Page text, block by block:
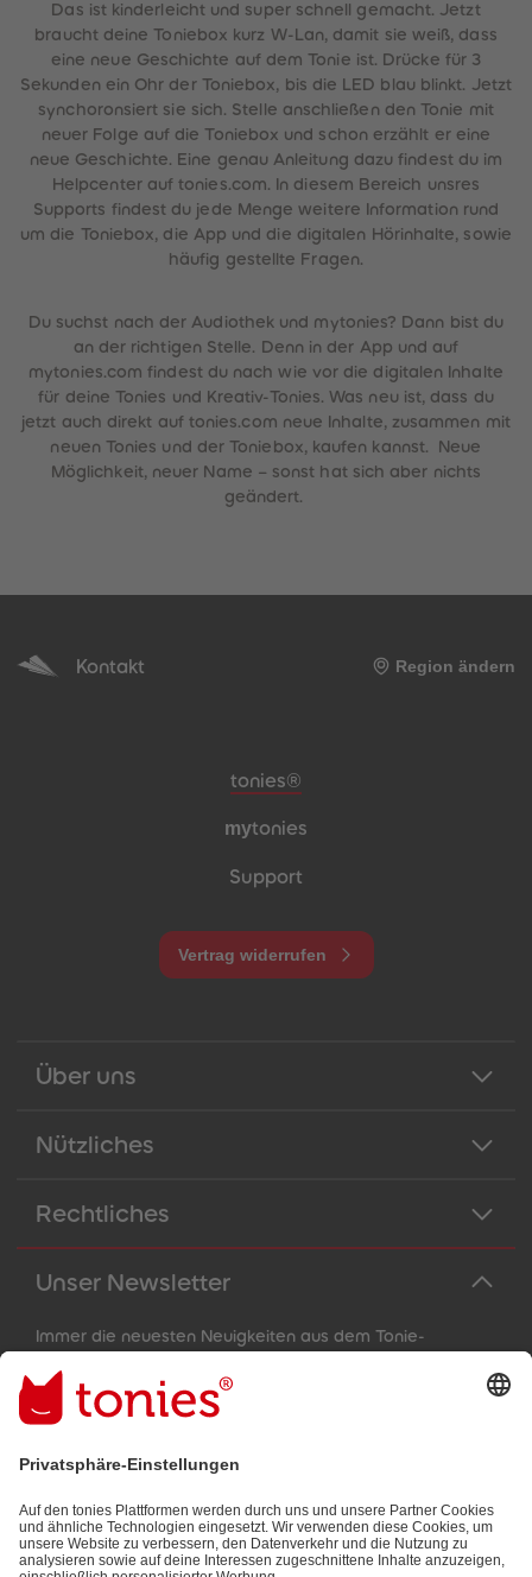
Das ist kinderleicht und super schnell gemacht. Jetzt
braucht deine Toniebox kurz W-Lan, damit sie weiß, dass
eine neue Geschichte auf dem Tonie ist. Drücke für 3
Sekunden ein Ohr der Toniebox, bis die LED blau blinkt. Jetzt
synchoronsiert sie sich. Stelle anschließen den Tonie mit
neuer Folge auf die Toniebox und schon erzählt er eine
neue Geschichte. Eine genau Anleitung dazu findest du im
Helpcenter auf tonies.com. In diesem Bereich unsres
Supports findest du jede Menge weitere Information rund
um die Toniebox, die App und die digitalen Hörinhalte, sowie
häufig gestellte Fragen.
Du suchst nach der Audiothek und mytonies? Dann bist du
an der richtigen Stelle. Denn in der App und auf
mytonies.com findest du nach wie vor die digitalen Inhalte
für deine Tonies und Kreativ-Tonies. Was neu ist, dass du
jetzt auch direkt auf tonies.com neue Inhalte, zusammen mit
neuen Tonies und der Toniebox, kaufen kannst. Neue
Möglichkeit, neuer Name – sonst hat sich aber nichts
geändert.
Kontakt Region ändern
Meta-Navigation Footer
tonies®
mytonies
Support
Vertrag widerrufen
Über uns
Nützliches
Rechtliches
Unser Newsletter
Immer die neuesten Neuigkeiten aus dem Tonie-
E-Mail-Addresse
Mit dem Absenden abonnierst du unseren E-Mail-Newsletter, der
informationen) und den von dir zu Werbezwecken bereitgestellten
Interaktionsinformationen (z.B. Abspielinformationen) basiert. Du
kannst den Newsletter jederzeit kostenlos abbestellen.
Datenschutzbestimmungen.